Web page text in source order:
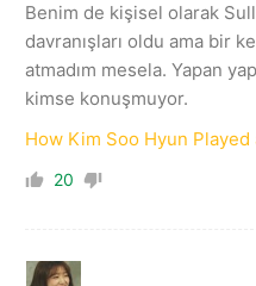
Benim de kişisel olarak
davranışları oldu ama bir
atmadım mesela. Yapan
kimse konuşmuyor.
How Kim Soo Hyun Played
20